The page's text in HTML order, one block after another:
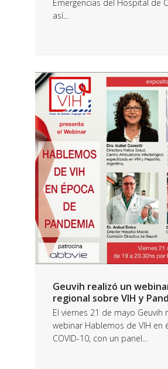
Emergencias del Hospital de
así...
Geuvih realizó un
regional sobre VIH y
El viernes 21 de mayo Geuvih
webinar Hablemos de VIH en
COVID-10, con un panel...